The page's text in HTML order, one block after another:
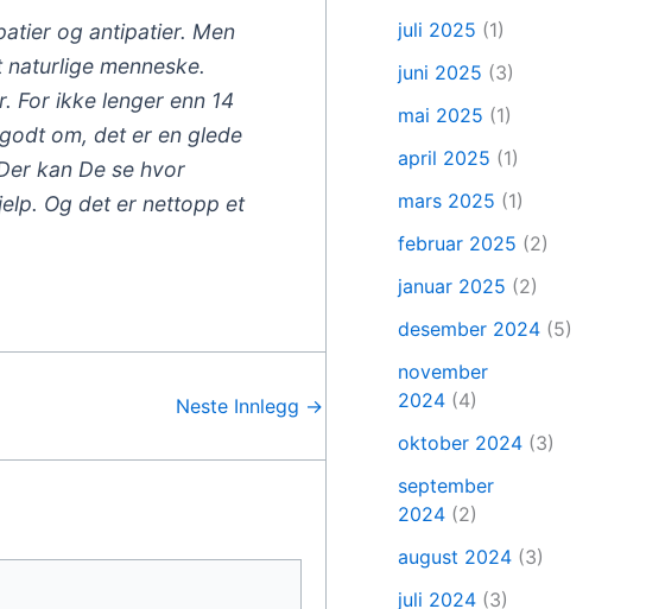
og antipatier. Men
menneske.
For ikke lenger enn 14
om, det er en glede
kan De se hvor
Og det er nettopp et
Neste Innlegg →
juli 2025 (1)
juni 2025 (3)
mai 2025 (1)
april 2025 (1)
mars 2025 (1)
februar 2025 (2)
januar 2025 (2)
desember 2024 (5)
november
2024 (4)
oktober 2024 (3)
september
2024 (2)
august 2024 (3)
juli 2024 (3)